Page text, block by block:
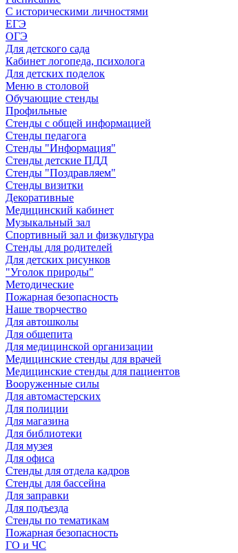
С историческими личностями
ЕГЭ
ОГЭ
Для детского сада
Кабинет логопеда, психолога
Для детских поделок
Меню в столовой
Обучающие стенды
Профильные
Стенды с общей информацией
Стенды педагога
Стенды "Информация"
Стенды детские ПДД
Стенды "Поздравляем"
Стенды визитки
Декоративные
Медицинский кабинет
Музыкальный зал
Спортивный зал и физкультура
Стенды для родителей
Для детских рисунков
"Уголок природы"
Методические
Пожарная безопасность
Наше творчество
Для автошколы
Для общепита
Для медицинской организации
Медицинские стенды для врачей
Медицинские стенды для пациентов
Вооруженные силы
Для автомастерских
Для полиции
Для магазина
Для библиотеки
Для музея
Для офиса
Стенды для отдела кадров
Стенды для бассейна
Для заправки
Для подъезда
Стенды по тематикам
Пожарная безопасность
ГО и ЧС